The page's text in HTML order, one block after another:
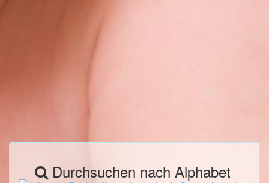
Durchsuchen nach Alphabet